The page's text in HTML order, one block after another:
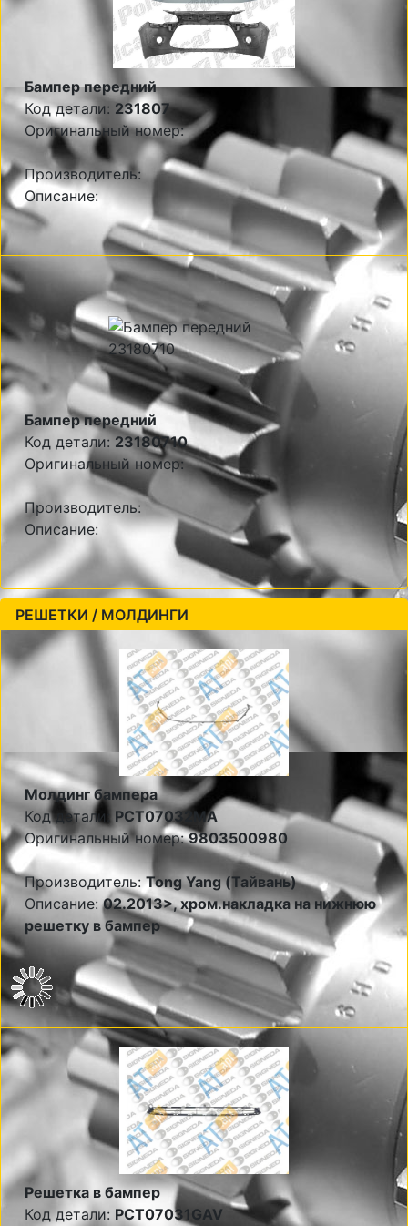
Бампер передний
Код детали: 231807
Оригинальный номер:
Производитель:
Описание:
Бампер передний
Код детали: 23180710
Оригинальный номер:
Производитель:
Описание:
РЕШЕТКИ / МОЛДИНГИ
Молдинг бампера
Код детали: PCT07032MA
Оригинальный номер:9803500980
Производитель:Tong Yang (Тайвань)
Описание:02.2013>, хром.накладка на нижнюю
решетку в бампер
Решетка в бампер
Код детали: PCT07031GAV